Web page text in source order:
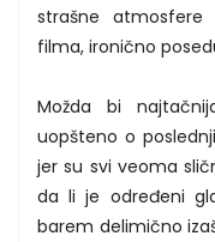
strašne
filma, ironično
Možda bi
uopšteno o
jer su svi veoma
da li je određeni
barem delimično